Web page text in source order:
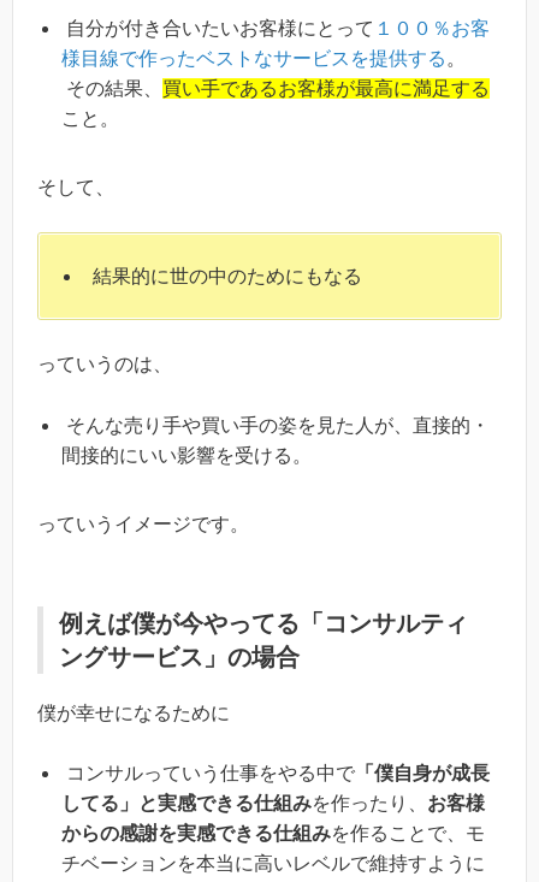
自分が付き合いたいお客様にとって １００％お客
様目線で作ったベストなサービスを提供する 。
その結果、 買い手であるお客様が最高に満足する
こと。
そして、
結果的に世の中のためにもなる
っていうのは、
そんな売り手や買い手の姿を見た人が、直接的・
間接的にいい影響を受ける。
っていうイメージです。
例えば僕が今やってる「コンサルティ
ングサービス」の場合
僕が幸せになるために
コンサルっていう仕事をやる中で 「僕自身が成長
してる」と実感できる仕組みを作ったり、 お客様
からの感謝を実感できる仕組みを作ることで、モ
チベーションを本当に高いレベルで維持すように